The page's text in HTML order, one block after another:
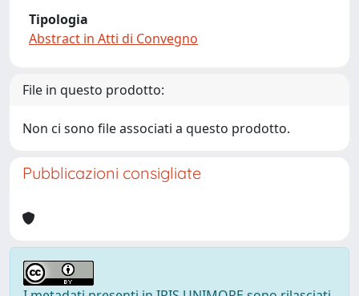
Tipologia
Abstract in Atti di Convegno
File in questo prodotto:
Non ci sono file associati a questo prodotto.
Pubblicazioni consigliate